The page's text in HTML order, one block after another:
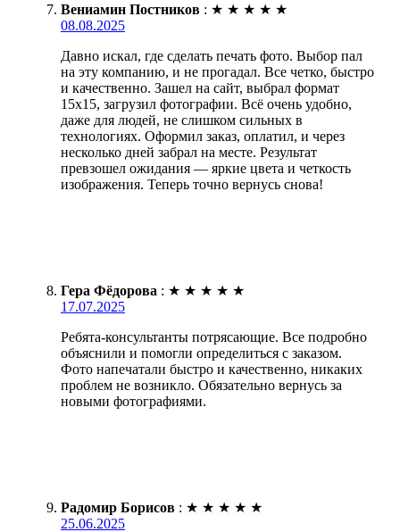
Вениамин Постников : ★ ★ ★ ★ ★
08.08.2025
Давно искал, где сделать печать фото. Выбор пал
на эту компанию, и не прогадал. Все четко, быстро
и качественно. Зашел на сайт, выбрал формат
15х15, загрузил фотографии. Всё очень удобно,
даже для людей, не слишком сильных в
технологиях. Оформил заказ, оплатил, и через
несколько дней забрал на месте. Результат
превзошел ожидания — яркие цвета и четкость
изображения. Теперь точно вернусь снова!
Гера Фёдорова : ★ ★ ★ ★ ★
17.07.2025
Ребята-консультанты потрясающие. Все подробно
объяснили и помогли определиться с заказом.
Фото напечатали быстро и качественно, никаких
проблем не возникло. Обязательно вернусь за
новыми фотографиями.
Радомир Борисов : ★ ★ ★ ★ ★
25.06.2025